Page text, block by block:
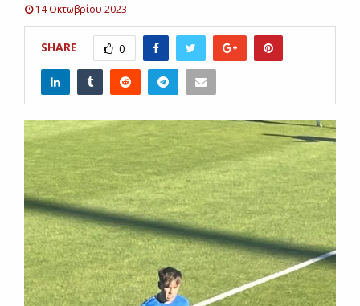
14 Οκτωβρίου 2023
SHARE 0